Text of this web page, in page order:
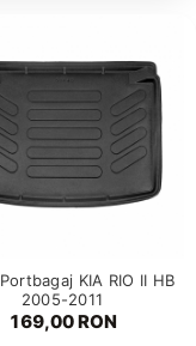
KIA RIO II HB
2005-2011
169,00 RON